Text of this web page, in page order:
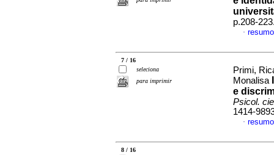
p.208-
·
7 / 16
seleciona
para imprimir
Primi,
Monalisa
e
Psicol.
1414-
·
8 / 16